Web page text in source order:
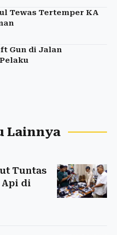
Tewas Tertemper KA
Gun di Jalan
Lainnya
Tuntas
Api di